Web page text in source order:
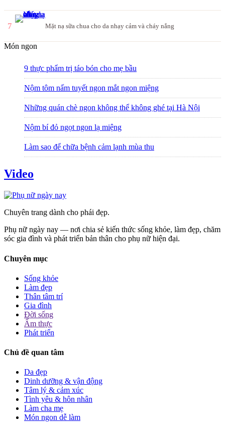
7 Mặt nạ sữa chua cho da nhạy cảm và cháy nắng
Món ngon
9 thực phẩm trị táo bón cho mẹ bầu
Nộm tôm nấm tuyết ngon mắt ngon miệng
Những quán chè ngon không thể không ghé tại Hà Nội
Nộm bí đỏ ngọt ngon lạ miệng
Làm sao để chữa bệnh cảm lạnh mùa thu
Video
Chuyên trang dành cho phái đẹp.
Phụ nữ ngày nay — nơi chia sẻ kiến thức sống khỏe, làm đẹp, chăm
sóc gia đình và phát triển bản thân cho phụ nữ hiện đại.
Chuyên mục
Sống khỏe
Làm đẹp
Thân tâm trí
Gia đình
Đời sống
Ẩm thực
Phát triển
Chủ đề quan tâm
Da đẹp
Dinh dưỡng & vận động
Tâm lý & cảm xúc
Tình yêu & hôn nhân
Làm cha mẹ
Món ngon dễ làm